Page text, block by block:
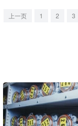
上一页 1 2 3